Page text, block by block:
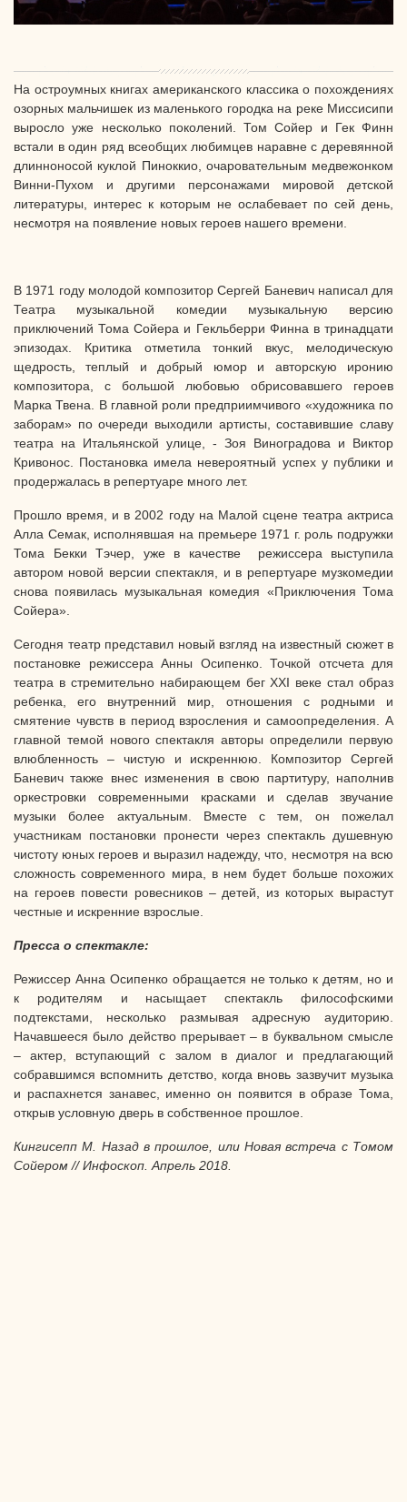
На остроумных книгах американского классика о похождениях
озорных мальчишек из маленького городка на реке Миссисипи
выросло уже несколько поколений. Том Сойер и Гек Финн
встали в один ряд всеобщих любимцев наравне с деревянной
длинноносой куклой Пиноккио, очаровательным медвежонком
Винни-Пухом и другими персонажами мировой детской
литературы, интерес к которым не ослабевает по сей день,
несмотря на появление новых героев нашего времени.
В 1971 году молодой композитор Сергей Баневич написал для
Театра музыкальной комедии музыкальную версию
приключений Тома Сойера и Гекльберри Финна в тринадцати
эпизодах. Критика отметила тонкий вкус, мелодическую
щедрость, теплый и добрый юмор и авторскую иронию
композитора, с большой любовью обрисовавшего героев
Марка Твена. В главной роли предприимчивого «художника по
заборам» по очереди выходили артисты, составившие славу
театра на Итальянской улице, - Зоя Виноградова и Виктор
Кривонос. Постановка имела невероятный успех у публики и
продержалась в репертуаре много лет.
Прошло время, и в 2002 году на Малой сцене театра актриса
Алла Семак, исполнявшая на премьере 1971 г. роль подружки
Тома Бекки Тэчер, уже в качестве режиссера выступила
автором новой версии спектакля, и в репертуаре музкомедии
снова появилась музыкальная комедия «Приключения Тома
Сойера».
Сегодня театр представил новый взгляд на известный сюжет в
постановке режиссера Анны Осипенко. Точкой отсчета для
театра в стремительно набирающем бег XXI веке стал образ
ребенка, его внутренний мир, отношения с родными и
смятение чувств в период взросления и самоопределения. А
главной темой нового спектакля авторы определили первую
влюбленность – чистую и искреннюю. Композитор Сергей
Баневич также внес изменения в свою партитуру, наполнив
оркестровки современными красками и сделав звучание
музыки более актуальным. Вместе с тем, он пожелал
участникам постановки пронести через спектакль душевную
чистоту юных героев и выразил надежду, что, несмотря на всю
сложность современного мира, в нем будет больше похожих
на героев повести ровесников – детей, из которых вырастут
честные и искренние взрослые.
Пресса о спектакле:
Режиссер Анна Осипенко обращается не только к детям, но и
к родителям и насыщает спектакль философскими
подтекстами, несколько размывая адресную аудиторию.
Начавшееся было действо прерывает – в буквальном смысле
– актер, вступающий с залом в диалог и предлагающий
собравшимся вспомнить детство, когда вновь зазвучит музыка
и распахнется занавес, именно он появится в образе Тома,
открыв условную дверь в собственное прошлое.
Кингисепп М. Назад в прошлое, или Новая встреча с Томом
Сойером // Инфоскоп. Апрель 2018.